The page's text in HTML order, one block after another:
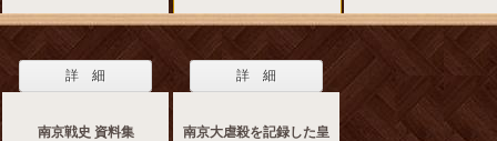
詳 細
南京戦史 資料集
詳 細
南京大虐殺を記録した皇